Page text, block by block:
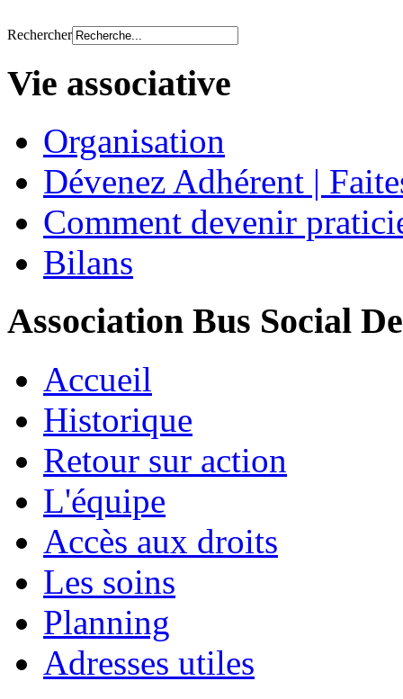
Rechercher
Vie associative
Organisation
Dévenez Adhérent |
Comment devenir
Bilans
Association Bus Social
Accueil
Historique
Retour sur action
L'équipe
Accès aux droits
Les soins
Planning
Adresses utiles